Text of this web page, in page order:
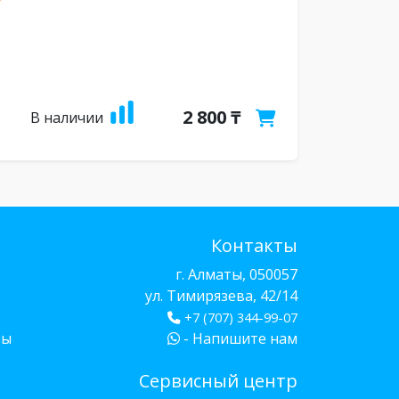
В наличии 2 800 ₸
Контакты
г. Алматы, 050057
ул. Тимирязева, 42/14
+7 (707) 344-99-07
- Напишите нам
Сервисный центр